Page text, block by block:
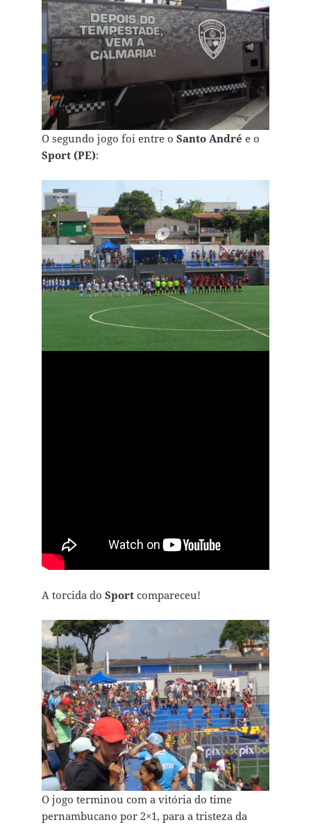
O segundo jogo foi entre o Santo André e o
Sport (PE):
A torcida do Sportcompareceu!
O jogo terminou com a vitória do time
pernambucano por 2×1, para a tristeza da